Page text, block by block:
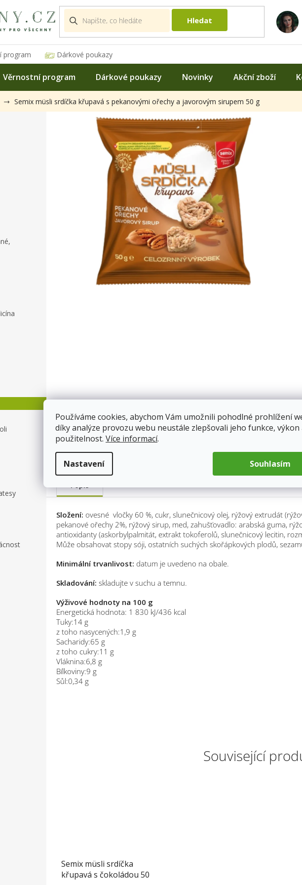
Používáme cookies, abychom Vám umožnili pohodlné prohlížení
díky analýze provozu webu neustále zlepšovali jeho funkce, výkon
použitelnost. Více informací.
Nastavení Souhlasím
Hledat
program Dárkové poukazy
Věrnostní program Dárkové poukazy Novinky Akční zboží
Semix müsli srdíčka křupavá s pekanovými ořechy a javorovým sirupem 50 g
Související
Semix müsli srdíčka
křupavá s čokoládou 50
Popis
Složení: ovesné vločky 60 %, cukr, slunečnicový olej, rýžový extrudát
pekanové ořechy 2%, rýžový sirup, med, zahušťovadlo: arabská guma,
antioxidanty (askorbylpalmitát, extrakt tokoferolů, slunečnicový lecitin,
Může obsahovat stopy sóji, ostatních suchých skořápkových plodů,
Minimální trvanlivost: datum je uvedeno na obale.
Skladování: skladujte v suchu a temnu.
Výživové hodnoty na 100 g
Energetická hodnota: 1 830 kJ/436 kcal
Tuky:14 g
z toho nasycených:1,9 g
Sacharidy:65 g
z toho cukry:11 g
Vláknina:6,8 g
Bílkoviny:9 g
Sůl:0,34 g